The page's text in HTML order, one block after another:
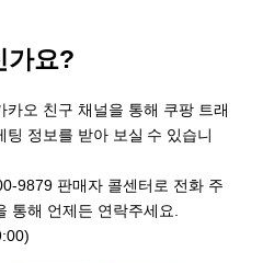
가요?
카오 친구 채널을 통해 쿠팡 트래
정보를 받아 보실 수 있습니
9879 판매자 콜센터로 전화 주
통해 언제든 연락주세요.